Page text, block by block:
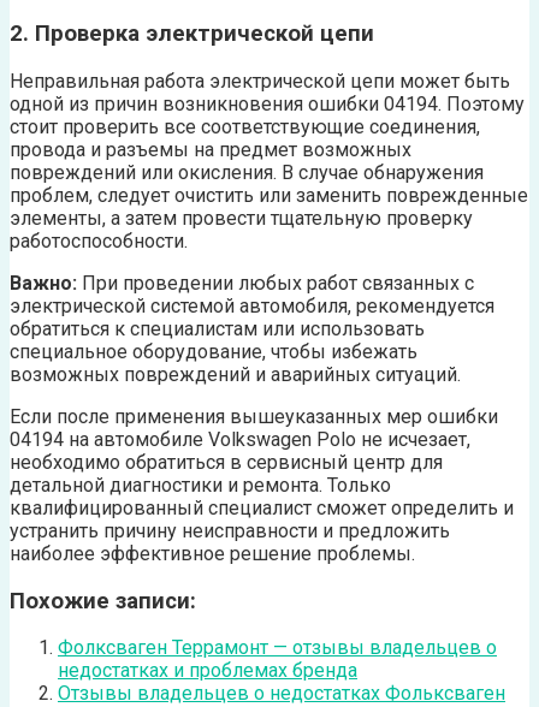
2. Проверка электрической цепи
Неправильная работа электрической цепи может быть
одной из причин возникновения ошибки 04194. Поэтому
стоит проверить все соответствующие соединения,
провода и разъемы на предмет возможных
повреждений или окисления. В случае обнаружения
проблем, следует очистить или заменить поврежденные
элементы, а затем провести тщательную проверку
работоспособности.
Важно: При проведении любых работ связанных с
электрической системой автомобиля, рекомендуется
обратиться к специалистам или использовать
специальное оборудование, чтобы избежать
возможных повреждений и аварийных ситуаций.
Если после применения вышеуказанных мер ошибки
04194 на автомобиле Volkswagen Polo не исчезает,
необходимо обратиться в сервисный центр для
детальной диагностики и ремонта. Только
квалифицированный специалист сможет определить и
устранить причину неисправности и предложить
наиболее эффективное решение проблемы.
Похожие записи:
Фолксваген Террамонт — отзывы владельцев о
недостатках и проблемах бренда
Отзывы владельцев о недостатках Фольксваген